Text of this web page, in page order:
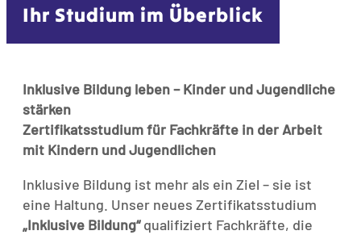
Ihr Studium im Überblick
Inklusive Bildung leben – Kinder und Jugendliche
stärken
Zertifikatsstudium für Fachkräfte in der Arbeit
mit Kindern und Jugendlichen
Inklusive Bildung ist mehr als ein Ziel – sie ist
eine Haltung. Unser neues Zertifikatsstudium
„Inklusive Bildung“qualifiziert Fachkräfte, die